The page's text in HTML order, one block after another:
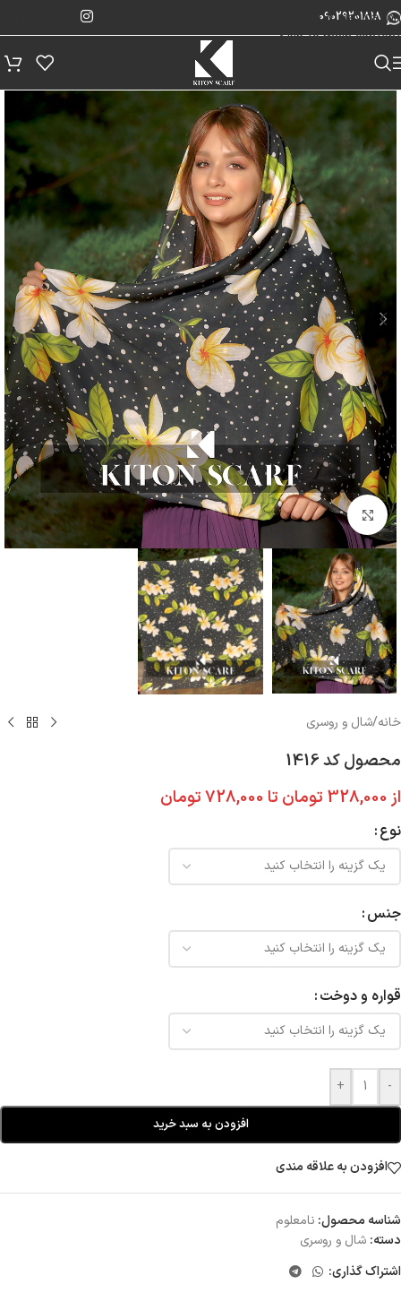
Skip to navigation
Skip to main content
09029201818
بزرگنمایی تصویر
خانه/شال و روسری
محصول کد 1416
از 328,000 تومان تا 728,000تومان
نوع
جنس
قواره و دوخت
-
+
افزودن به سبد خرید
افزودن به علاقه مندی
شناسه محصول: نامعلوم
دسته: شال و روسری
اشتراک گذاری: